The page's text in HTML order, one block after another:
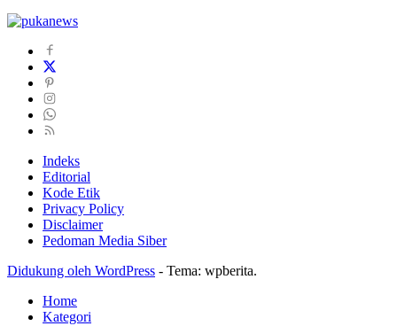
Indeks
Editorial
Kode Etik
Privacy Policy
Disclaimer
Pedoman Media Siber
Didukung oleh WordPress - Tema: wpberita.
Home
Kategori